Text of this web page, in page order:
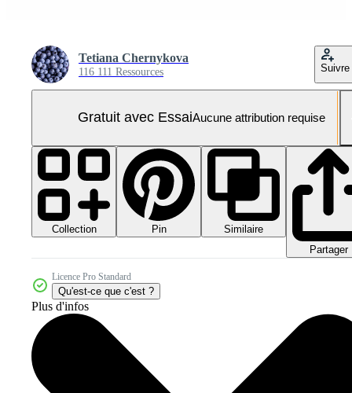
Tetiana Chernykova
116 111 Ressources Suivre
Gratuit avec EssaiAucune attribution requise
Collection Pin
Similaire
Partager
Licence Pro Standard
Qu'est-ce que c'est ?
Plus d'infos